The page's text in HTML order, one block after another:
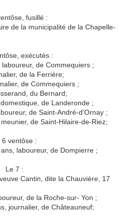
fusillé :
de la municipalité de la Chapelle-
exécutés :
de Commequiers ;
de la Ferrière;
de Commequiers ;
du Bernard;
de Landeronde ;
de Saint-André-d'Ornay ;
de Saint-Hilaire-de-Riez;
6 ventôse :
laboureur, de Dompierre ;
Le 7 :
Cantin, dite la Chauvière, 17
de la Roche-sur- Yon ;
journalier, de Châteauneuf;